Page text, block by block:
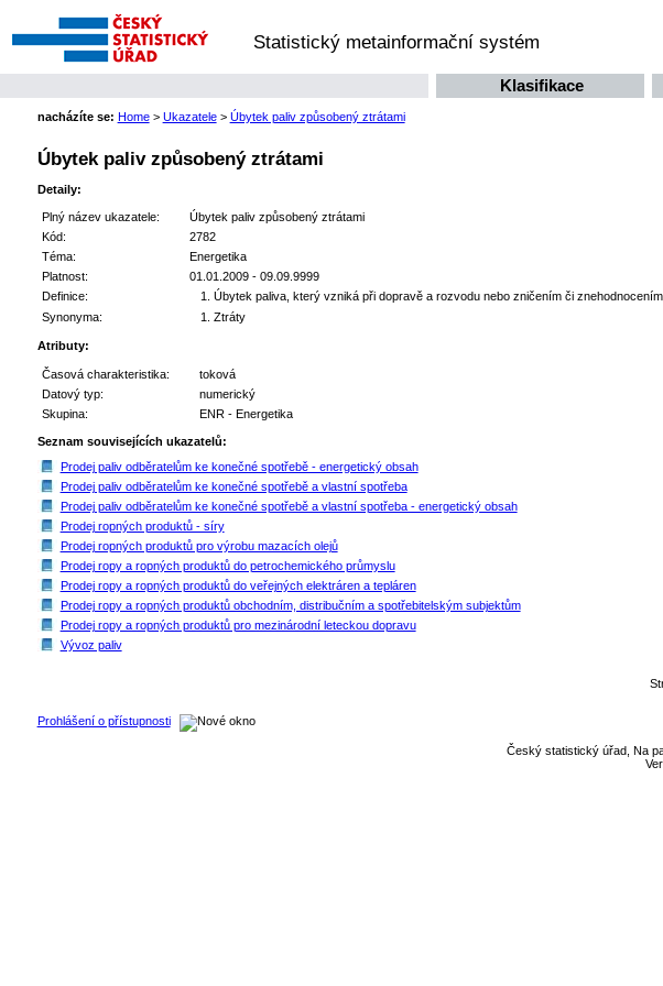
Statistický metainformační systém
Klasifikace
nacházíte se: Home> Ukazatele > Úbytek paliv způsobený ztrátami
Úbytek paliv způsobený ztrátami
Detaily:
Plný název ukazatele:
Úbytek paliv způsobený ztrátami
Kód:
2782
Téma:
Energetika
Platnost:
01.01.2009 - 09.09.9999
Definice:
Úbytek paliva, který vzniká při dopravě a rozvodu nebo zničením či
Synonyma:
Ztráty
Atributy:
Časová charakteristika:
toková
Datový typ:
numerický
Skupina:
ENR - Energetika
Seznam souvisejících ukazatelů:
Prodej paliv odběratelům ke konečné spotřebě - energetický obsah
Prodej paliv odběratelům ke konečné spotřebě a vlastní spotřeba
Prodej paliv odběratelům ke konečné spotřebě a vlastní spotřeba - energetický obsah
Prodej ropných produktů - síry
Prodej ropných produktů pro výrobu mazacích olejů
Prodej ropy a ropných produktů do petrochemického průmyslu
Prodej ropy a ropných produktů do veřejných elektráren a tepláren
Prodej ropy a ropných produktů obchodním, distribučním a spotřebitelským subjektům
Prodej ropy a ropných produktů pro mezinárodní leteckou dopravu
Vývoz paliv
Prohlášení o přístupnosti
Český statistický úřad, Na